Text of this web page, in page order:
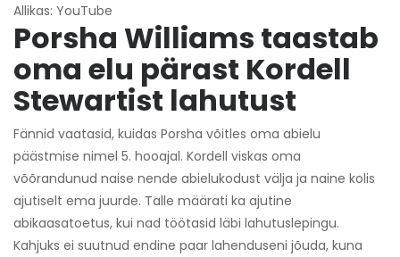
Allikas: YouTube
Porsha Williams taastab
oma elu pärast Kordell
Stewartist lahutust
Fännid vaatasid, kuidas Porsha võitles oma abielu
päästmise nimel 5. hooajal. Kordell viskas oma
võõrandunud naise nende abielukodust välja ja naine kolis
ajutiselt ema juurde. Talle määrati ka ajutine
abikaasatoetus, kui nad töötasid läbi lahutuslepingu.
Kahjuks ei suutnud endine paar lahenduseni jõuda, kuna